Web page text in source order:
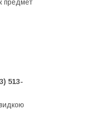
предмет
513-